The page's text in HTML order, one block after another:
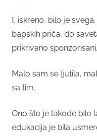
I, iskreno, bilo je
bapskih priča, do
prikrivano sponzorisani.
Malo sam se ljutila,
sa tim.
Ono što je takođe bilo
edukacija je bila